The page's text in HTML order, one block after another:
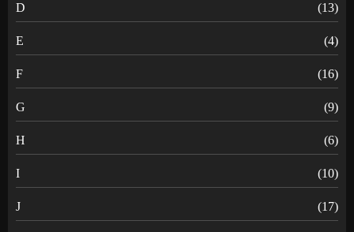
D (13)
E (4)
F (16)
G (9)
H (6)
I (10)
J (17)